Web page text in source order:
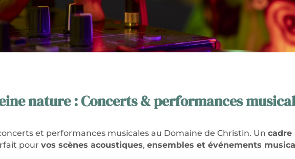
nature :Concerts & performances
et performances musicales au Domaine de Christin. Uncadre
pourvos scènes acoustiques,ensembles et événements